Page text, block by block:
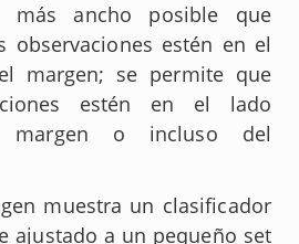
más ancho posible que
observaciones estén en el
margen; se permite que
estén en el lado
margen o incluso del
muestra un clasificador
ajustado a un pequeño set